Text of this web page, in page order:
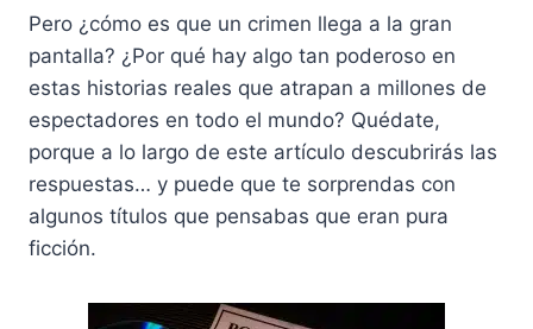
Pero ¿cómo es que un crimen llega a la gran
pantalla? ¿Por qué hay algo tan poderoso en
estas historias reales que atrapan a millones de
espectadores en todo el mundo? Quédate,
porque a lo largo de este artículo descubrirás las
respuestas… y puede que te sorprendas con
algunos títulos que pensabas que eran pura
ficción.